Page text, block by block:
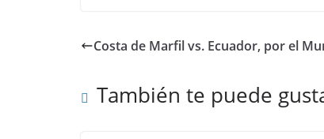
Costa de Marfil vs. Ecuador, por el
También te puede